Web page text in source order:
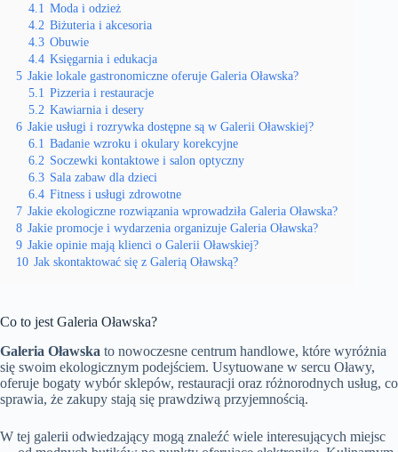
4.1 Moda i odzież
4.2 Biżuteria i akcesoria
4.3 Obuwie
4.4 Księgarnia i edukacja
5 Jakie lokale gastronomiczne oferuje Galeria Oławska?
5.1 Pizzeria i restauracje
5.2 Kawiarnia i desery
6 Jakie usługi i rozrywka dostępne są w Galerii Oławskiej?
6.1 Badanie wzroku i okulary korekcyjne
6.2 Soczewki kontaktowe i salon optyczny
6.3 Sala zabaw dla dzieci
6.4 Fitness i usługi zdrowotne
7 Jakie ekologiczne rozwiązania wprowadziła Galeria Oławska?
8 Jakie promocje i wydarzenia organizuje Galeria Oławska?
9 Jakie opinie mają klienci o Galerii Oławskiej?
10 Jak skontaktować się z Galerią Oławską?
Co to jest Galeria Oławska?
Galeria Oławska to nowoczesne centrum handlowe, które wyróżnia
się swoim ekologicznym podejściem. Usytuowane w sercu Oławy,
oferuje bogaty wybór sklepów, restauracji oraz różnorodnych usług, co
sprawia, że zakupy stają się prawdziwą przyjemnością.
W tej galerii odwiedzający mogą znaleźć wiele interesujących miejsc